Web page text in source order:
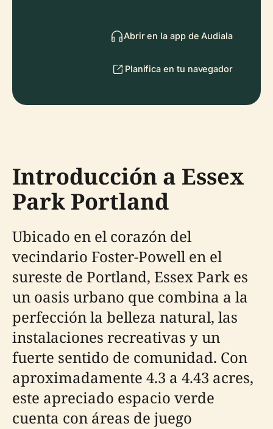
Abrir en la app de Audiala
Planifica en tu navegador
Introducción a Essex
Park Portland
Ubicado en el corazón del
vecindario Foster-Powell en el
sureste de Portland, Essex Park es
un oasis urbano que combina a la
perfección la belleza natural, las
instalaciones recreativas y un
fuerte sentido de comunidad. Con
aproximadamente 4.3 a 4.43 acres,
este apreciado espacio verde
cuenta con áreas de juego